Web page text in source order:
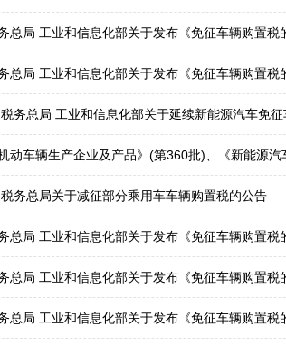
总局 工业和信息化部关于发布《免征车辆购置税的
总局 工业和信息化部关于发布《免征车辆购置税的
务总局 工业和信息化部关于延续新能源汽车免
辆生产企业及产品》(第360批)、《新能源汽车推广应用推荐车型目录》(2022年第8批)、《享受车船
务总局关于减征部分乘用车车辆购置税的公告
总局 工业和信息化部关于发布《免征车辆购置
总局 工业和信息化部关于发布《免征车辆购置税的
总局 工业和信息化部关于发布《免征车辆购置税的